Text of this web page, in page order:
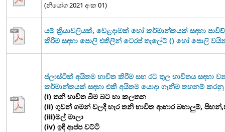
(නියෝග 2021 අංක 01)
යම් ක්‍රියාවලියක්, වෙළදාමක් හෝ කර්මාන්තයක් සඳහා
කිරීම සඳහා පොලි එතිලීන් ටෙරප් තැලේට් () හෝ පොලි
ප්ලාස්ටික් අයිතම භාවිත කිරීම සහ රට තුල භාවිතය සඳහා
කර්මාන්තයක් සඳහා එකී අයිතම යොදා ගැනීම තහනම් කරනු
(i) තනි භාවිත බීම බට හා කලතන
(ii) ගුවන් ගමන් වලදී හැර තනි භාවිත ආහාර බහාලුම්,
(iii)මල් මාලා
(iv) ඉඳි ආප්ප වට්ටි